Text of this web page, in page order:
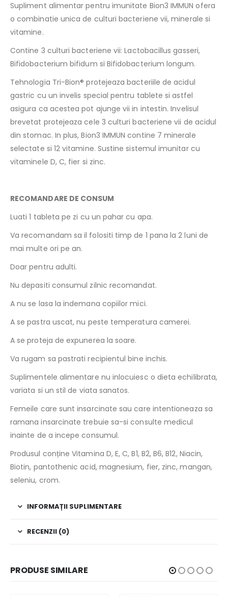
Supliment alimentar pentru imunitate Bion3 IMMUN ofera
o combinatie unica de culturi bacteriene vii, minerale si
vitamine.
Contine 3 culturi bacteriene vii: Lactobacillus gasseri,
Bifidobacterium bifidum si Bifidobacterium longum.
Tehnologia Tri-Bion® protejeaza bacteriile de acidul
gastric cu un invelis special pentru tablete si astfel
asigura ca acestea pot ajunge vii in intestin. Invelisul
brevetat protejeaza cele 3 culturi bacteriene vii de acidul
din stomac. In plus, Bion3 IMMUN contine 7 minerale
selectate si 12 vitamine. Sustine sistemul imunitar cu
vitaminele D, C, fier si zinc.
RECOMANDARE DE CONSUM
Luati 1 tableta pe zi cu un pahar cu apa.
Va recomandam sa il folositi timp de 1 pana la 2 luni de
mai multe ori pe an.
Doar pentru adulti.
Nu depasiti consumul zilnic recomandat.
A nu se lasa la indemana copiilor mici.
A se pastra uscat, nu peste temperatura camerei.
A se proteja de expunerea la soare.
Va rugam sa pastrati recipientul bine inchis.
Suplimentele alimentare nu inlocuiesc o dieta echilibrata,
variata si un stil de viata sanatos.
Femeile care sunt insarcinate sau care intentioneaza sa
ramana insarcinate trebuie sa-si consulte medicul
inainte de a incepe consumul.
Produsul conține Vitamina D, E, C, B1, B2, B6, B12, Niacin,
Biotin, pantothenic acid, magnesium, fier, zinc, mangan,
seleniu, crom.
INFORMAȚII SUPLIMENTARE
RECENZII (0)
PRODUSE SIMILARE